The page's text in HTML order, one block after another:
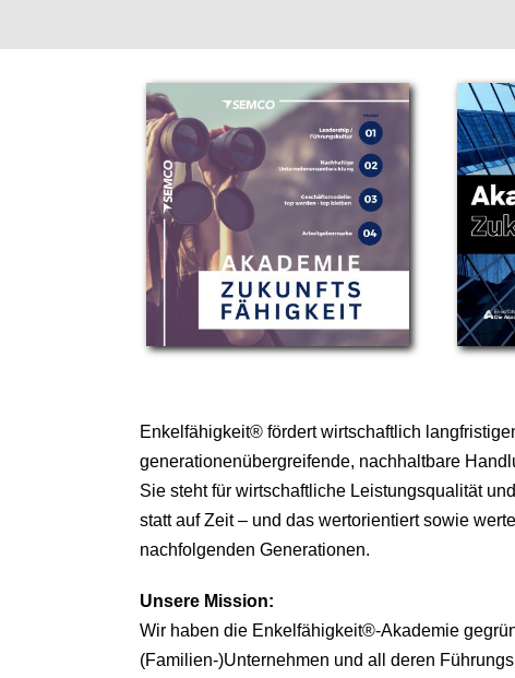
Enkelfähigkeit® fördert wirtschaftlich
generationenübergreifende, nachhaltbare
Sie steht für wirtschaftliche Leistungsqualität
statt auf Zeit – und das wertorientiert sowie
nachfolgenden Generationen.
Unsere Mission:
Wir haben die Enkelfähigkeit®-Akademie
(Familien-)Unternehmen und all deren